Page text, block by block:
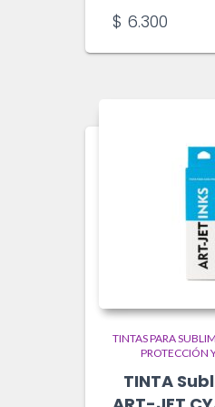
$ 6.300
TINTAS PARA
PROTECCIÓN
TINTA